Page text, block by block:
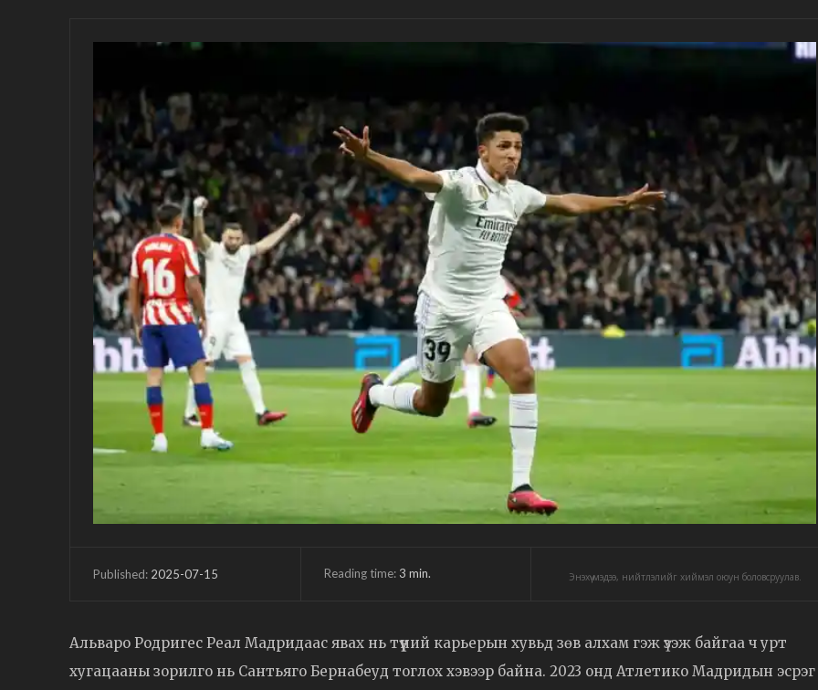
Published: 2025-07-15 Reading time: 3 min. Энэхүү мэдээ, нийтлэлийг хиймэл оюун боловсруулав.
Альваро Родригес Реал Мадридаас явах нь түүний карьерын хувьд зөв алхам гэж үзэж байгаа ч урт
хугацааны зорилго нь Сантьяго Бернабеуд тоглох хэвээр байна. 2023 онд Атлетико Мадридын эсрэг